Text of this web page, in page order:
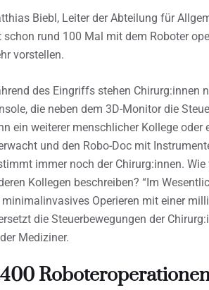
Biebl, Leiter der Abteilung für
schon rund 100 Mal mit dem Roboter
vorstellen.
des Eingriffs stehen Chirurg:innen
die neben dem 3D-Monitor die
ein weiterer menschlicher Kollege
und den Robo-Doc mit
immer noch der Chirurg:innen.
Kollegen beschreiben? “Im
Operieren mit einer
die Steuerbewegungen der
Mediziner.